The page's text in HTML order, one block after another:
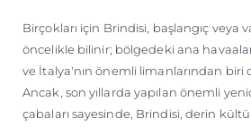
Birçokları için Brindisi, başlangıç veya
öncelikle bilinir; bölgedeki ana
ve İtalya'nın önemli limanlarından biri
Ancak, son yıllarda yapılan önemli
çabaları sayesinde, Brindisi, derin